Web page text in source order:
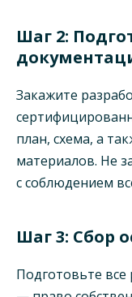
Шаг 2:
Закажите
план, схема, а
материалов. Не
с соблюдением
Шаг 3: Сбор
Подготовьте